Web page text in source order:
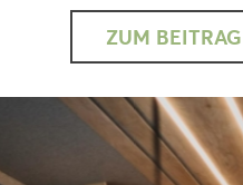
ZUM BEITRAG